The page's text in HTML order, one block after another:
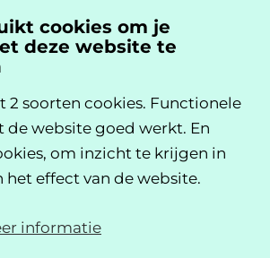
van:
cookies om je
deze website te
2 soorten cookies. Functionele
de website goed werkt. En
om inzicht te krijgen in
het effect van de website.
informatie